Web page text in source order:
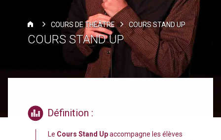
COURS DE THÉÂTRE COURS STAND UP
COURS STAND UP
Définition :
Le Cours Stand Upaccompagne les élèves